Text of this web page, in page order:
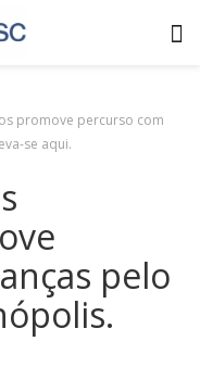
promove percurso com
se aqui.
pelo